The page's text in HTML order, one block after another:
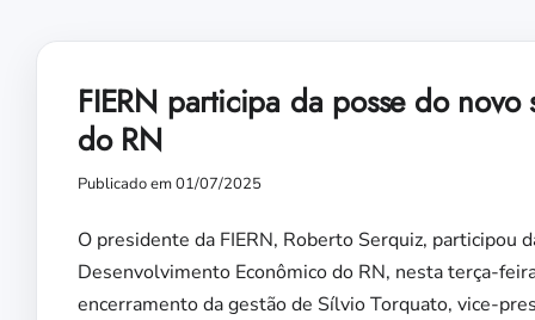
FIERN participa da posse do
do RN
Publicado em 01/07/2025
O presidente da FIERN, Roberto Serquiz, participou
Desenvolvimento Econômico do RN, nesta terça-
encerramento da gestão de Sílvio Torquato, vice-